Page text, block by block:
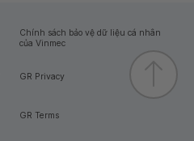
Chính sách bảo vệ dữ liệu cá nhân
của Vinmec
GR Privacy
GR Terms